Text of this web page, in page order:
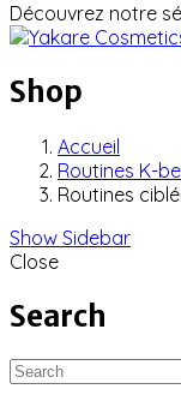
Découvrez notre
Routines
Shop
Accueil
Routines K-
Routines
Show Sidebar
Close
Search